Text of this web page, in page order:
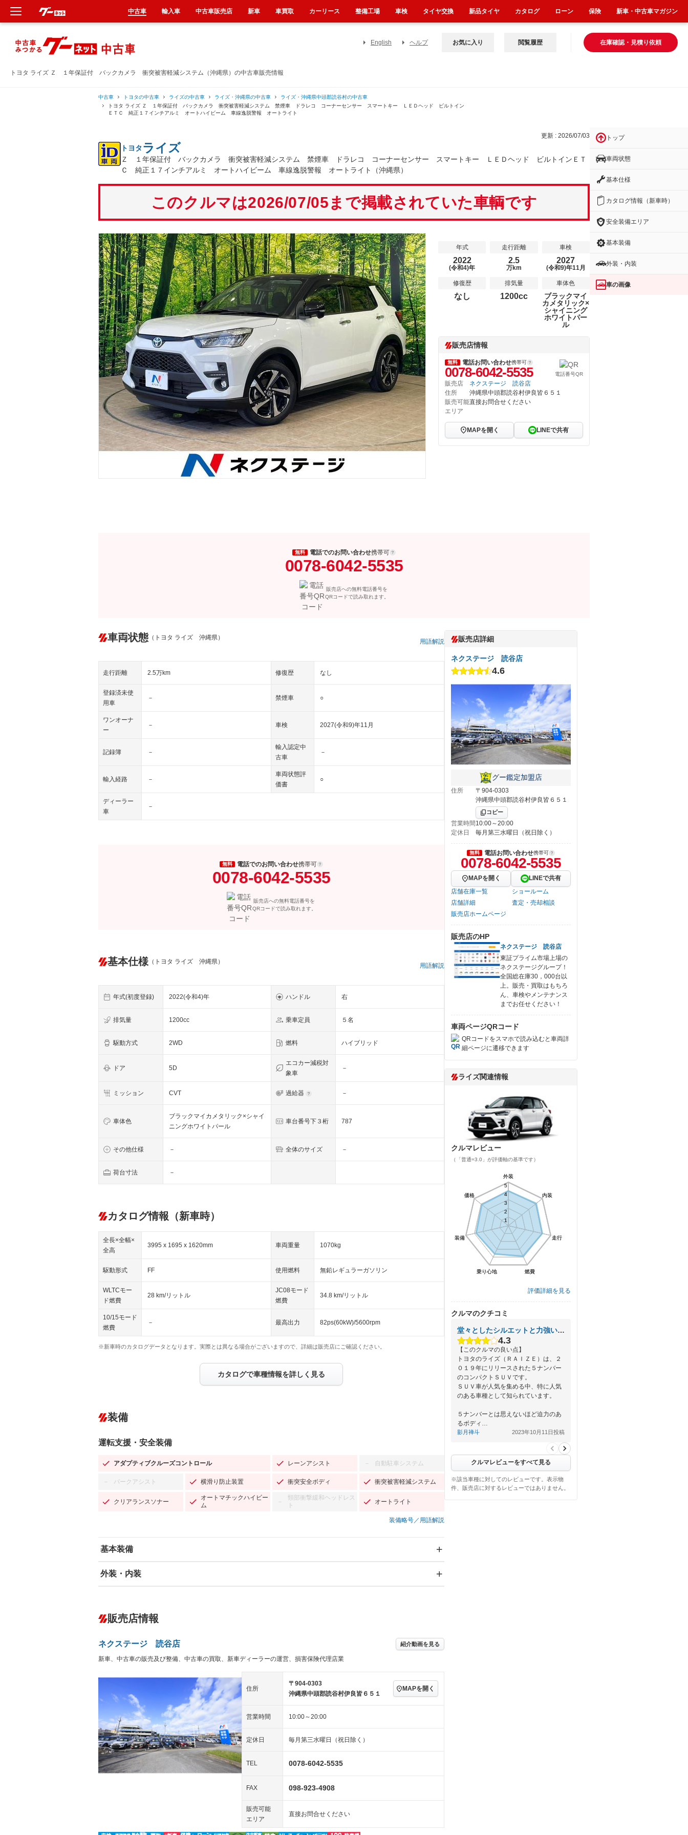
トヨタ ライズ Ｚ １年保証付 バックカメラ 衝突被害軽減システム（沖縄県）の中古車販売情報
English ヘルプ 在庫確認・見積り依頼
お気に入り 閲覧履歴
中古車 トヨタの中古車 ライズの中古車 ライズ・沖縄県の中古車
ライズ・沖縄県中頭郡読谷村の中古車
トヨタ ライズ Ｚ １年保証付 バックカメラ 衝突被害軽減システム 禁煙車 ドラレコ コーナーセンサー スマートキー ＬＥＤヘッド ビルトイン
ＥＴＣ 純正１７インチアルミ オートハイビーム 車線逸脱警報 オートライト
更新 : 2026/07/03
トヨタ ライズ
Ｚ １年保証付 バックカメラ 衝突被害軽減システム 禁煙車 ドラレコ コーナーセンサー スマートキー ＬＥＤヘッド ビルトインＥＴ
Ｃ 純正１７インチアルミ オートハイビーム 車線逸脱警報 オートライト（沖縄県）
このクルマは2026/07/05まで掲載されていた車輌です
年式
2022
(令和4)年
走行距離
2.5
万km
車検
2027
(令和9)年11月
修復歴
なし
排気量
1200cc
車体色
ブラックマイ
カメタリック×
シャイニング
ホワイトパー
ル
販売店情報
無料 電話お問い合わせ携帯可
0078-6042-5535 電話番号QR
販売店
ネクステージ 読谷店
住所
沖縄県中頭郡読谷村伊良皆６５１
販売可能
エリア
直接お問合せください
MAPを開く LINEで共有
無料 電話でのお問い合わせ携帯可
0078-6042-5535
販売店への無料電話番号を
QRコードで読み取れます。
車両状態 （トヨタ ライズ 沖縄県）
用語解説
走行距離 2.5万km 修復歴 なし
登録済未使
用車
－ 禁煙車 ○
ワンオーナ
ー
－ 車検 2027(令和9)年11月
記録簿 －
輸入認定中
古車
－
輸入経路 －
車両状態評
価書
○
ディーラー
車
－
無料 電話でのお問い合わせ携帯可
0078-6042-5535
販売店への無料電話番号を
QRコードで読み取れます。
基本仕様 （トヨタ ライズ 沖縄県）
用語解説
年式(初度登録) 2022(令和4)年 ハンドル 右
排気量 1200cc 乗車定員 ５名
駆動方式 2WD 燃料 ハイブリッド
ドア 5D
エコカー減税対
象車
－
ミッション CVT 過給器 －
車体色
ブラックマイカメタリック×シャイ
ニングホワイトパール
車台番号下３桁 787
その他仕様 － 全体のサイズ －
荷台寸法 －
カタログ情報（新車時）
全長×全幅×
全高
3995 x 1695 x 1620mm 車両重量 1070kg
駆動形式 FF 使用燃料 無鉛レギュラーガソリン
WLTCモー
ド燃費
28 km/リットル
JC08モード
燃費
34.8 km/リットル
10/15モード
燃費
－ 最高出力 82ps(60kW)/5600rpm
※新車時のカタログデータとなります。実際とは異なる場合がございますので、詳細は販売店にご確認ください。
カタログで車種情報を詳しく見る
装備
運転支援・安全装備
アダプティブクルーズコントロール レーンアシスト － 自動駐車システム
－ パークアシスト 横滑り防止装置 衝突安全ボディ 衝突被害軽減システム
クリアランスソナー
オートマチックハイビー
ム
－
頸部衝撃緩和ヘッドレス
ト
オートライト
装備略号／用語解説
基本装備
エアバッグ：運転席/助手席/サイド
－ ダウンヒルアシストコントロール
Bluetooth接続 センターデフロック
装備略号／用語解説
外装・内装
オーディオ：CDまたはCDチェンジャー／ミュージック
プレイヤー接続可／ミュージックサーバー
－
ヘッドライトウォッシャ
ー
キーレス
LEDヘッドランプ － HID(キセノンライト) － ポータブルナビ
ETC － エアロ スマートキー ローダウン
ランフラットタイヤ － パワーシート 3列シート ベンチシート
フルフラットシート － チップアップシート オットマン
シートヒーター － ウォークスルー 後席モニター
－ フロントカメラ － シートエアコン
－ ルーフレール － エアサスペンション
販売店情報
ネクステージ 読谷店 紹介動画を見る
新車、中古車の販売及び整備、中古車の買取、新車ディーラーの運営、損害保険代理店業
住所
〒904-0303
沖縄県中頭郡読谷村伊良皆６５１
MAPを開く
営業時間 10:00～20:00
定休日 毎月第三水曜日（祝日除く）
TEL 0078-6042-5535
FAX 098-923-4908
販売可能
エリア
直接お問合せください
販売店詳細
ネクステージ 読谷店
4.6
グー鑑定加盟店
住所
〒904-0303
沖縄県中頭郡読谷村伊良皆６５１
コピー
営業時間10:00～20:00
定休日
毎月第三水曜日（祝日除く）
無料 電話お問い合わせ携帯可
0078-6042-5535
MAPを開く
LINEで共有
店舗在庫一覧
ショールーム
店舗詳細
査定・売却相談
販売店ホームページ
販売店のHP
ネクステージ 読谷店
東証プライム市場上場の
ネクステージグループ！
全国総在庫30，000台以
上。販売・買取はもちろ
ん、車検やメンテナンス
までお任せください！
車両ページQRコード
QRコードをスマホで読み込むと車両詳
細ページに遷移できます
ライズ関連情報
クルマレビュー
（「普通=3.0」が評価軸の基準です）
外装
内装
走行
燃費
乗り心地
装備
価格
1
2
3
4
5
外装
内装
走行
燃費
乗り心地
装備
価格
1
2
3
4
5
評価詳細を見る
クルマのクチコミ
堂々としたシルエットと力強い走りが特徴｜トヨタ渾身のＳＵＶ
4.3
【このクルマの良い点】
トヨタのライズ（ＲＡＩＺＥ）は、２
０１９年にリリースされた５ナンバー
のコンパクトＳＵＶです。
ＳＵＶ車が人気を集める中、特に人気
のある車種として知られています。
５ナンバーとは思えないほど迫力のあ
るボディ…
影月禅斗 2023年10月11日投稿
クルマレビューをすべて見る
※該当車種に対してのレビューです。表示物
件、販売店に対するレビューではありません。
トップ
車両状態
基本仕様
カタログ情報（新車時）
安全装備エリア
基本装備
外装・内装
車の画像
中古車 輸入車 中古車販売店 新車 車買取 カーリース 整備工場 車検 タイヤ交換 新品タイヤ カタログ ローン 保険 新車・中古車マガジン
新車
中古車